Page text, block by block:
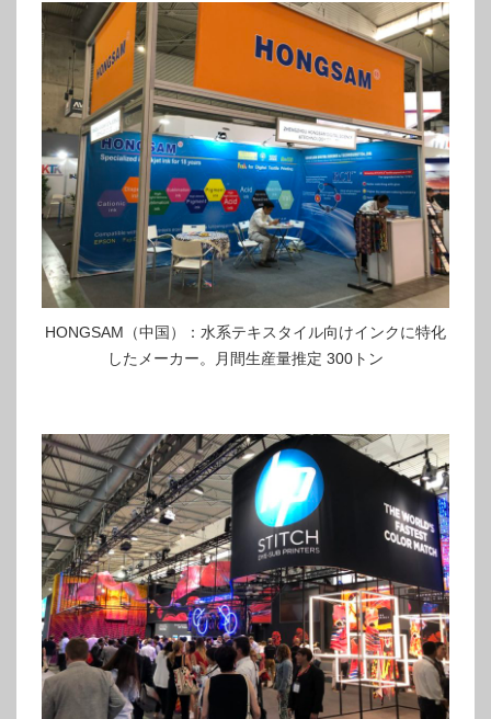
HONGSAM（中国）：水系テキスタイル向けインクに特化
したメーカー。月間生産量推定 300トン